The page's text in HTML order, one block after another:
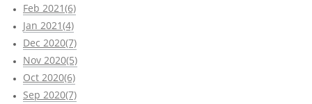
Feb 2021(6)
Jan 2021(4)
Dec 2020(7)
Nov 2020(5)
Oct 2020(6)
Sep 2020(7)